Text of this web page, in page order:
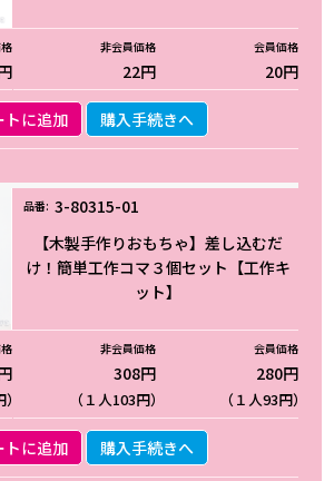
22円 20円
トに追加 購入手続きへ
3-80315-01
【木製手作りおもちゃ】差し込むだ
け！簡単工作コマ３個セット【工作キ
ット】
308円
（１人103円）
280円
（１人93円）
トに追加 購入手続きへ